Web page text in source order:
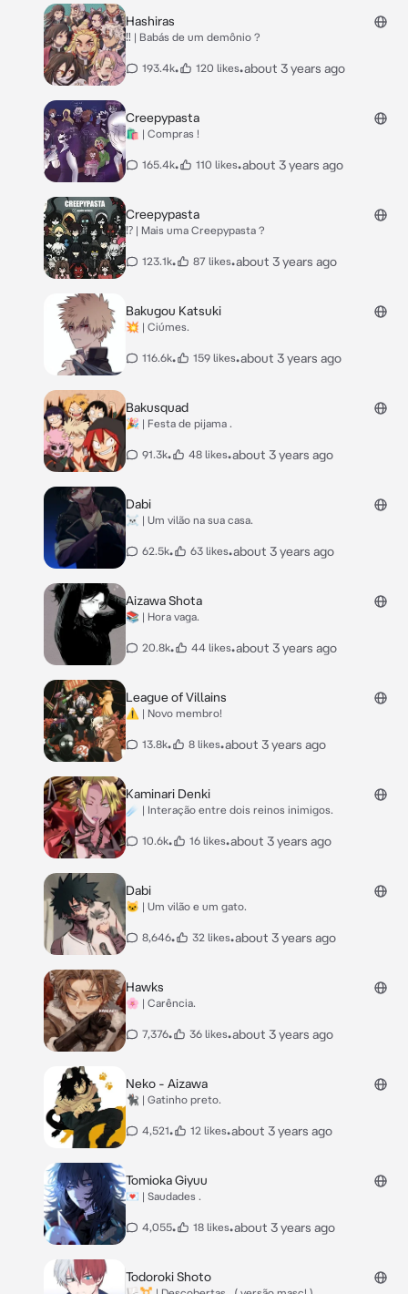
Hashiras
‼️ | Babás de um demônio ?
193.4k• 120 likes•about 3 years ago
Creepypasta
🛍️ | Compras !
165.4k• 110 likes•about 3 years ago
Creepypasta
⁉️ | Mais uma Creepypasta ?
123.1k• 87 likes•about 3 years ago
Bakugou Katsuki
💥 | Ciúmes.
116.6k• 159 likes•about 3 years ago
Bakusquad
🎉 | Festa de pijama .
91.3k• 48 likes•about 3 years ago
Dabi
☠️ | Um vilão na sua casa.
62.5k• 63 likes•about 3 years ago
Aizawa Shota
📚 | Hora vaga.
20.8k• 44 likes•about 3 years ago
League of Villains
⚠️ | Novo membro!
13.8k• 8 likes•about 3 years ago
Kaminari Denki
☄️ | Interação entre dois reinos inimigos.
10.6k• 16 likes•about 3 years ago
Dabi
🐱 | Um vilão e um gato.
8,646• 32 likes•about 3 years ago
Hawks
🌸 | Carência.
7,376• 36 likes•about 3 years ago
Neko - Aizawa
🐈‍⬛ | Gatinho preto.
4,521• 12 likes•about 3 years ago
Tomioka Giyuu
💌 | Saudades .
4,055• 18 likes•about 3 years ago
Todoroki Shoto